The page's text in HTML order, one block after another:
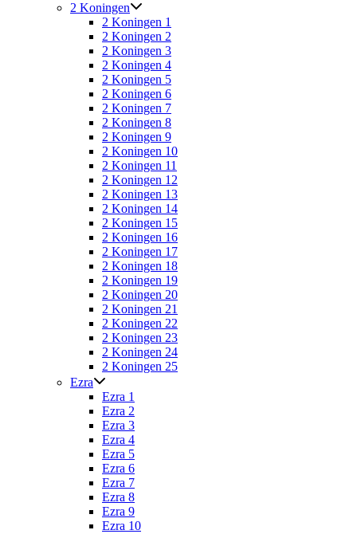
2 Koningen
2 Koningen 1
2 Koningen 2
2 Koningen 3
2 Koningen 4
2 Koningen 5
2 Koningen 6
2 Koningen 7
2 Koningen 8
2 Koningen 9
2 Koningen 10
2 Koningen 11
2 Koningen 12
2 Koningen 13
2 Koningen 14
2 Koningen 15
2 Koningen 16
2 Koningen 17
2 Koningen 18
2 Koningen 19
2 Koningen 20
2 Koningen 21
2 Koningen 22
2 Koningen 23
2 Koningen 24
2 Koningen 25
Ezra
Ezra 1
Ezra 2
Ezra 3
Ezra 4
Ezra 5
Ezra 6
Ezra 7
Ezra 8
Ezra 9
Ezra 10